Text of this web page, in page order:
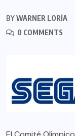
BYWARNER LORÍA
0 COMMENTS